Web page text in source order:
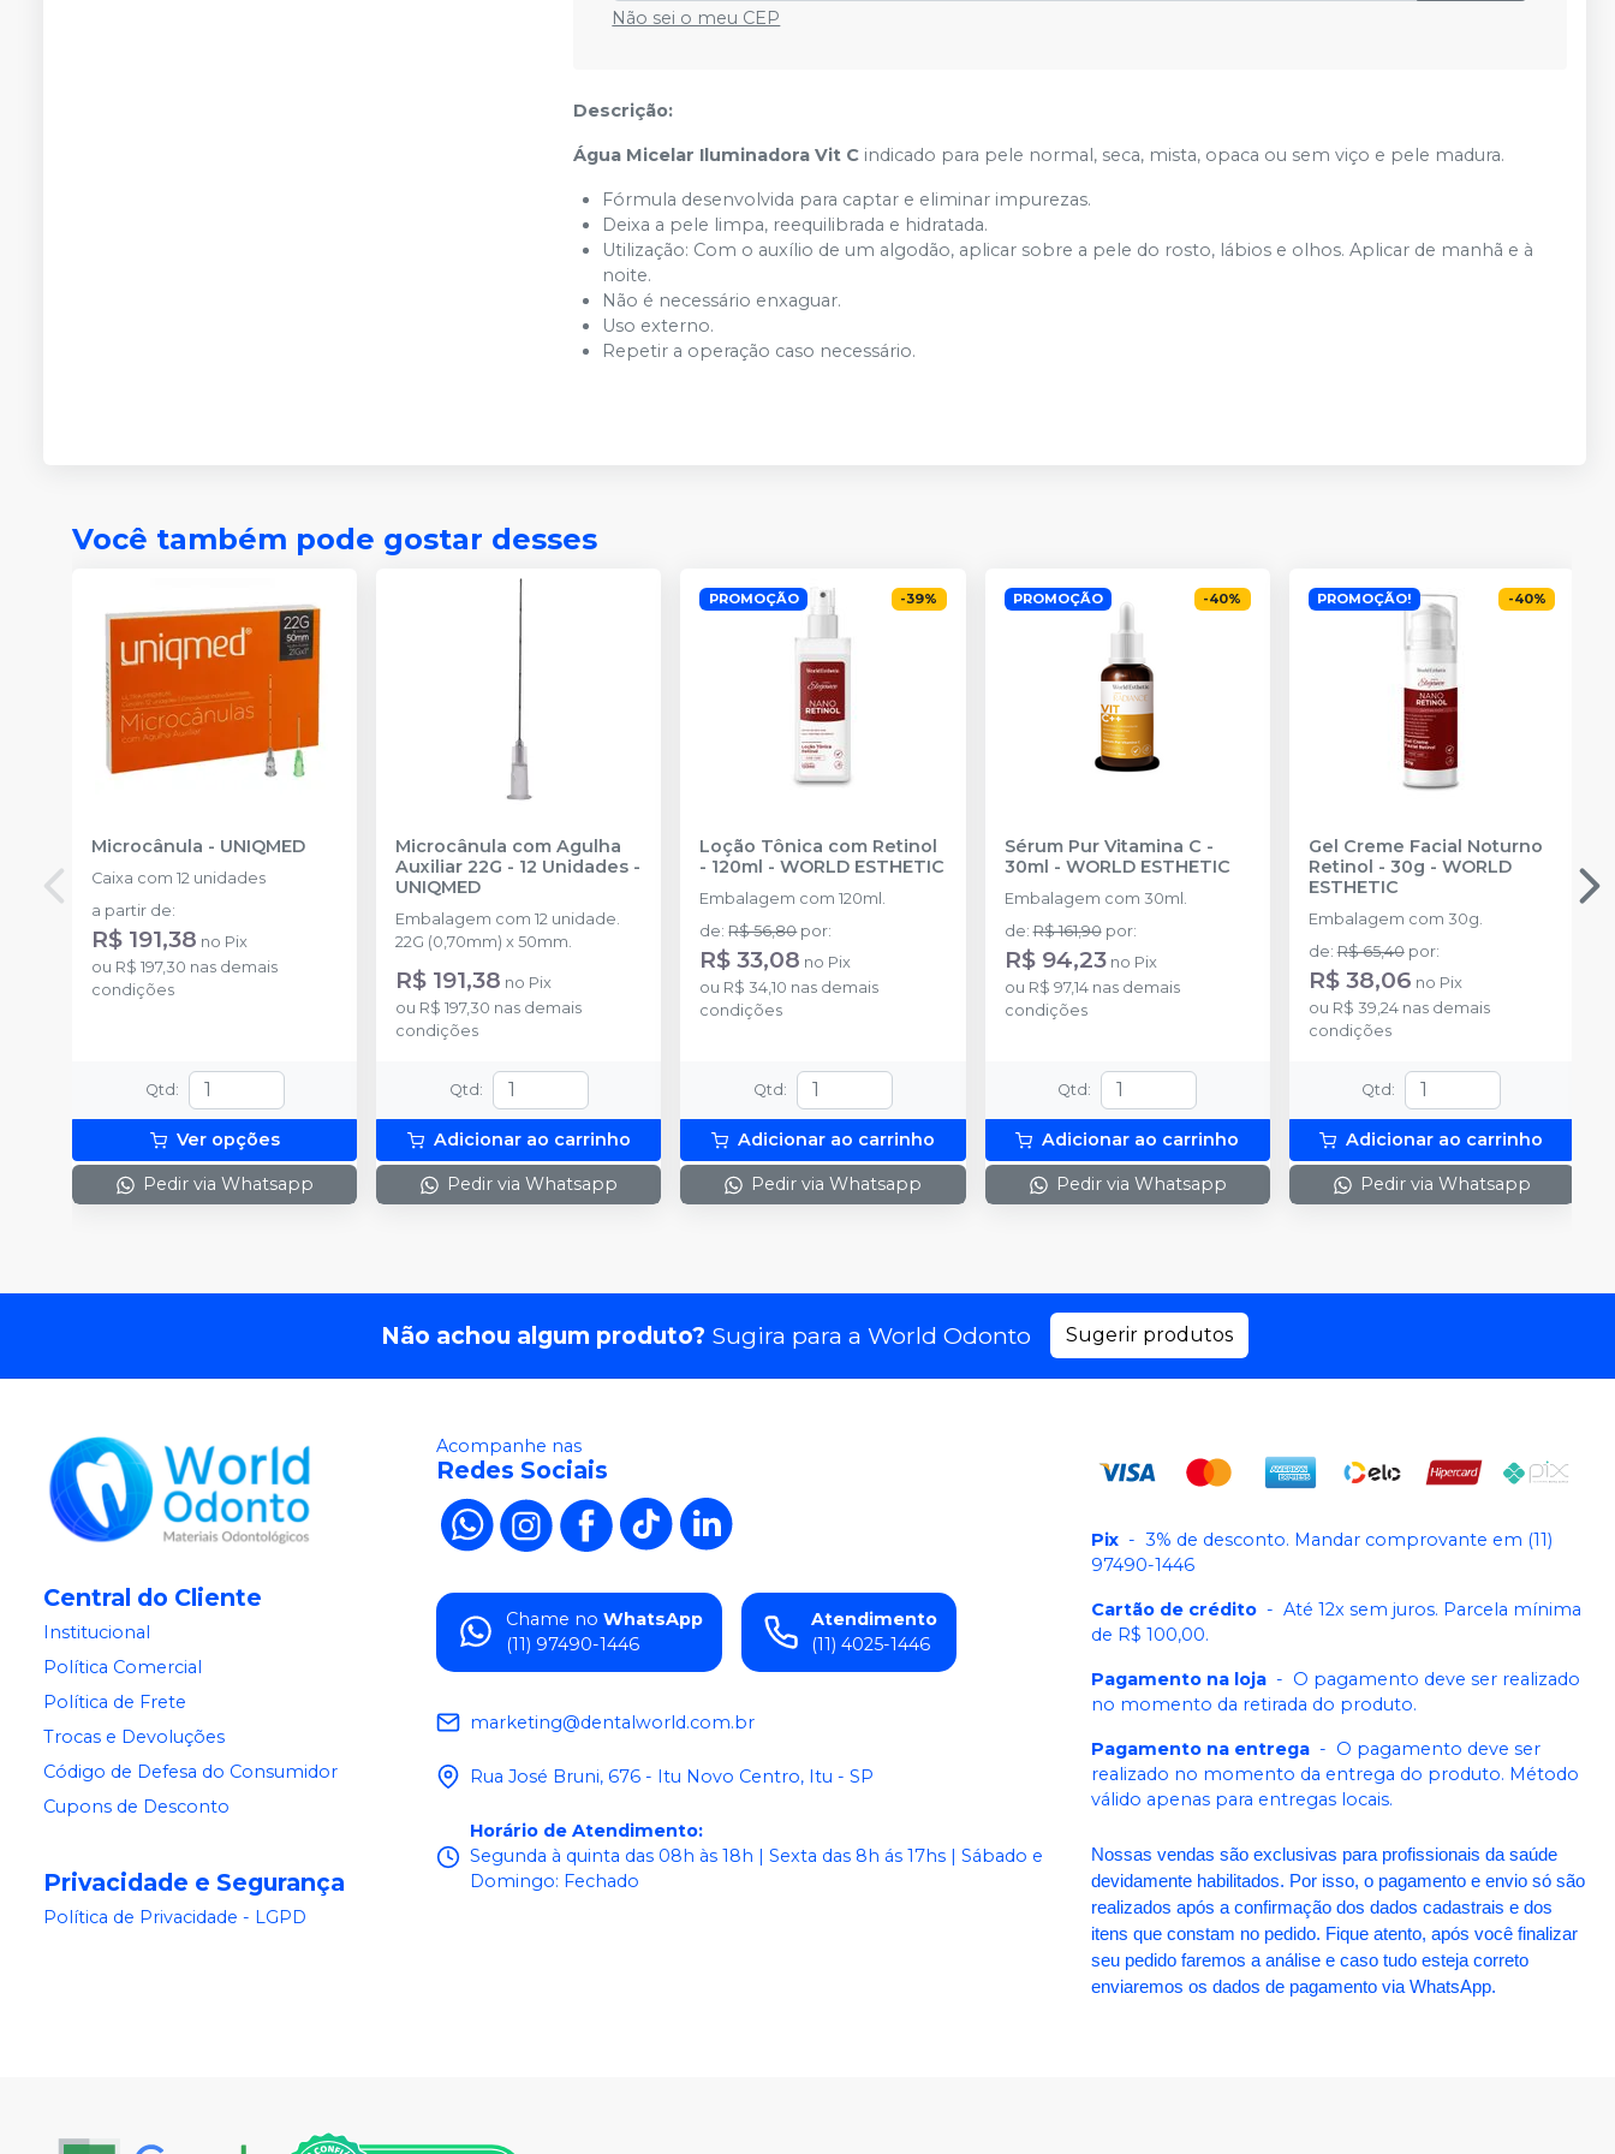
Não sei o meu CEP
Descrição:
Água Micelar Iluminadora Vit C indicado para pele normal, seca, mista, opaca ou sem viço e pele madura.
Fórmula desenvolvida para captar e eliminar impurezas.
Deixa a pele limpa, reequilibrada e hidratada.
Utilização: Com o auxílio de um algodão, aplicar sobre a pele do rosto, lábios e olhos. Aplicar de manhã e à
noite.
Não é necessário enxaguar.
Uso externo.
Repetir a operação caso necessário.
Você também pode gostar desses
Microcânula - UNIQMED
Caixa com 12 unidades
a partir de:
R$ 191,38 no Pix
ou R$ 197,30 nas demais
condições
Qtd :
Ver opções
Pedir via Whatsapp
Microcânula com Agulha
Auxiliar 22G - 12 Unidades -
UNIQMED
Embalagem com 12 unidade.
22G (0,70mm) x 50mm.
R$ 191,38 no Pix
ou R$ 197,30 nas demais
condições
Qtd :
Adicionar ao carrinho
Pedir via Whatsapp
PROMOÇÃO -39%
Loção Tônica com Retinol
- 120ml -WORLD ESTHETIC
Embalagem com 120ml.
de:R$ 56,80 por:
R$ 33,08 no Pix
ou R$ 34,10 nas demais
condições
Qtd :
Adicionar ao carrinho
Pedir via Whatsapp
PROMOÇÃO -40%
Sérum Pur Vitamina C -
30ml - WORLD ESTHETIC
Embalagem com 30ml.
de:R$ 161,90 por:
R$ 94,23 no Pix
ou R$ 97,14nas demais
condições
Qtd :
Adicionar ao carrinho
Pedir via Whatsapp
PROMOÇÃO! -40%
Gel Creme Facial Noturno
Retinol - 30g - WORLD
ESTHETIC
Embalagem com 30g.
de:R$ 65,40 por:
R$ 38,06 no Pix
ou R$ 39,24nas demais
condições
Qtd :
Adicionar ao carrinho
Pedir via Whatsapp
Não achou algum produto? Sugira para a World Odonto Sugerir produtos
Central do Cliente
Institucional
Política Comercial
Política de Frete
Trocas e Devoluções
Código de Defesa do Consumidor
Cupons de Desconto
Privacidade e Segurança
Política de Privacidade - LGPD
Acompanhe nas
Redes Sociais
Chame no WhatsApp
(11) 97490-1446
Atendimento
(11) 4025-1446
marketing@dentalworld.com.br
Rua José Bruni, 676 - Itu Novo Centro, Itu - SP
Horário de Atendimento:
Segunda à quinta das 08h às 18h | Sexta das 8h ás 17hs | Sábado e
Domingo: Fechado
Pix - 3% de desconto. Mandar comprovante em (11)
97490-1446
Cartão de crédito - Até 12x sem juros. Parcela mínima
de R$ 100,00.
Pagamento na loja - O pagamento deve ser realizado
no momento da retirada do produto.
Pagamento na entrega - O pagamento deve ser
realizado no momento da entrega do produto. Método
válido apenas para entregas locais.
Nossas vendas são exclusivas para profissionais da saúde
devidamente habilitados. Por isso, o pagamento e envio só são
realizados após a confirmação dos dados cadastrais e dos
itens que constam no pedido. Fique atento, após você finalizar
seu pedido faremos a análise e caso tudo esteja correto
enviaremos os dados de pagamento via WhatsApp.